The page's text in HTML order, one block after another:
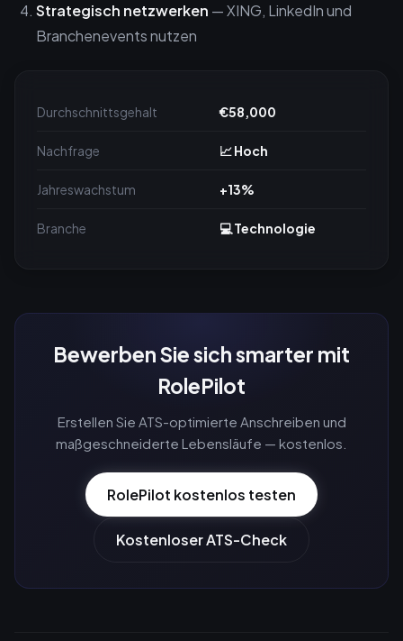
Strategisch netzwerken — XING, LinkedIn und
Branchenevents nutzen
Durchschnittsgehalt €58,000
Nachfrage 📈 Hoch
Jahreswachstum +13%
Branche 💻 Technologie
Bewerben Sie sich smarter mit
RolePilot
Erstellen Sie ATS-optimierte Anschreiben und
maßgeschneiderte Lebensläufe — kostenlos.
RolePilot kostenlos testen
Kostenloser ATS-Check